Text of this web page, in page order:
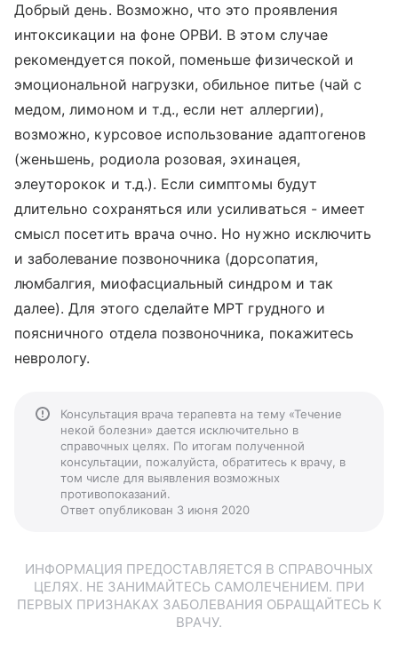
Добрый день. Возможно, что это проявления
интоксикации на фоне ОРВИ. В этом случае
рекомендуется покой, поменьше физической и
эмоциональной нагрузки, обильное питье (чай с
медом, лимоном и т.д., если нет аллергии),
возможно, курсовое использование адаптогенов
(женьшень, родиола розовая, эхинацея,
элеуторокок и т.д.). Если симптомы будут
длительно сохраняться или усиливаться - имеет
смысл посетить врача очно. Но нужно исключить
и заболевание позвоночника (дорсопатия,
люмбалгия, миофасциальный синдром и так
далее). Для этого сделайте МРТ грудного и
поясничного отдела позвоночника, покажитесь
неврологу.
Консультация врача терапевта на тему «Течение
некой болезни» дается исключительно в
справочных целях. По итогам полученной
консультации, пожалуйста, обратитесь к врачу, в
том числе для выявления возможных
противопоказаний.
Ответ опубликован 3 июня 2020
ИНФОРМАЦИЯ ПРЕДОСТАВЛЯЕТСЯ В СПРАВОЧНЫХ
ЦЕЛЯХ. НЕ ЗАНИМАЙТЕСЬ САМОЛЕЧЕНИЕМ. ПРИ
ПЕРВЫХ ПРИЗНАКАХ ЗАБОЛЕВАНИЯ ОБРАЩАЙТЕСЬ К
ВРАЧУ.